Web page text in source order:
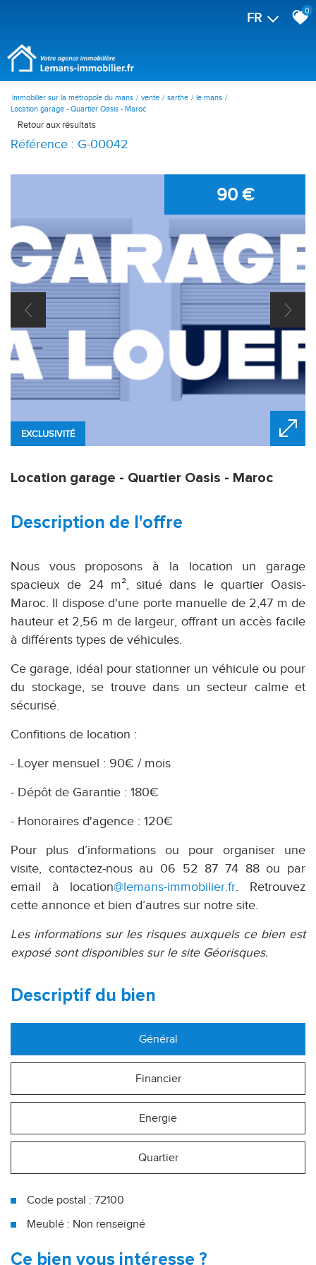
FR 0
immobilier sur la métropole du mans vente sarthe
le mans
Location garage - Quartier Oasis - Maroc
Retour aux résultats
Référence : G-00042
EXCLUSIVITÉ
90 €
Location garage - Quartier Oasis - Maroc
description de l'offre
Nous vous proposons à la location un garage
spacieux de 24 m², situé dans le quartier Oasis-
Maroc. Il dispose d'une porte manuelle de 2,47 m de
hauteur et 2,56 m de largeur, offrant un accès facile
à différents types de véhicules.
Ce garage, idéal pour stationner un véhicule ou pour
du stockage, se trouve dans un secteur calme et
sécurisé.
Confitions de location :
- Loyer mensuel : 90€ / mois
- Dépôt de Garantie : 180€
- Honoraires d'agence : 120€
Pour plus d’informations ou pour organiser une
visite, contactez-nous au 06 52 87 74 88 ou par
email à location@lemans-immobilier.fr . Retrouvez
cette annonce et bien d’autres sur notre site.
Les informations sur les risques auxquels ce bien est
exposé sont disponibles sur le site Géorisques.
descriptif du bien
Général
Financier
Energie
Quartier
Code postal : 72100
Meublé : Non renseigné
Le Mans (72100)
ce bien vous intéresse ?